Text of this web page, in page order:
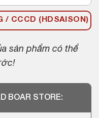
/ CCCD (HDSAISON)
sản phẩm có thể
BOAR STORE: